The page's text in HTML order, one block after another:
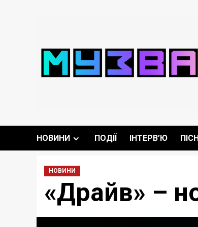
НОВИНИ ПОДІЇ ІНТЕРВ’Ю
НОВИНИ
«Драйв» –